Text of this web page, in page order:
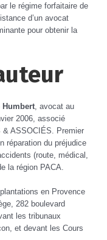
le régime forfaitaire de
d’un avocat
pour obtenir la
Humbert avocat au
2006 , associé
& ASSOCIÉS. Premier
réparation du préjudice
(route, médical,
la région PACA.
en Provence
282 boulevard
les tribunaux
et devant les Cours